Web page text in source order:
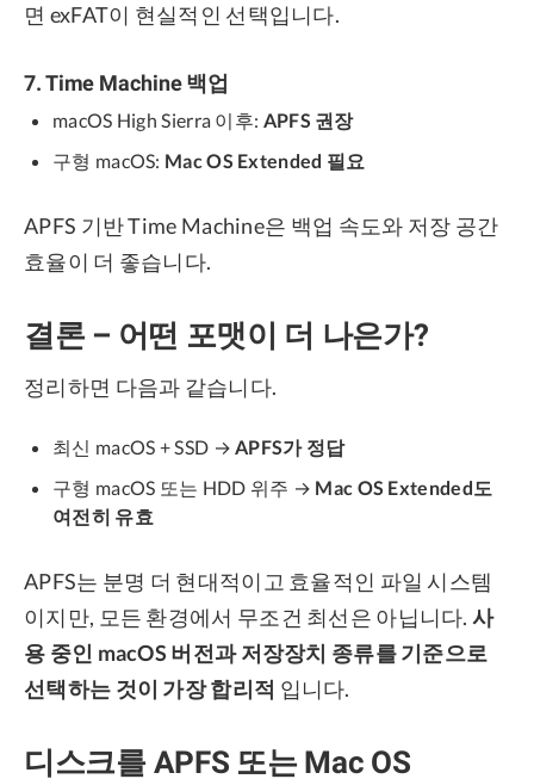
면 exFAT이 현실적인 선택입니다.
7. Time Machine 백업
macOS High Sierra 이후: APFS 권장
구형 macOS: Mac OS Extended 필요
APFS 기반 Time Machine은 백업 속도와 저장 공간
효율이 더 좋습니다.
결론 – 어떤 포맷이 더 나은가?
정리하면 다음과 같습니다.
최신 macOS + SSD →APFS가 정답
구형 macOS 또는 HDD 위주 → Mac OS Extended도
여전히 유효
APFS는 분명 더 현대적이고 효율적인 파일 시스템
이지만, 모든 환경에서 무조건 최선은 아닙니다.사
용 중인 macOS 버전과 저장장치 종류를 기준으로
선택하는 것이 가장 합리적 입니다.
디스크를 APFS 또는 Mac OS